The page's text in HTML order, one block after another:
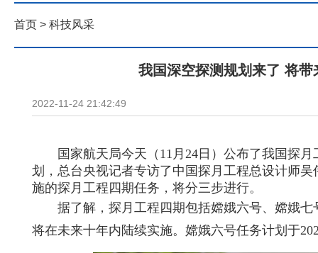
首页 > 科技风采
我国深空探测规划来了 将
2022-11-24 21:42:49
国家航天局今天（11月24日）公布了我国探
划，总台央视记者专访了中国探月工程总设计师
施的探月工程四期任务，将分三步进行。
据了解，探月工程四期包括嫦娥六号、嫦娥
将在未来十年内陆续实施。嫦娥六号任务计划于